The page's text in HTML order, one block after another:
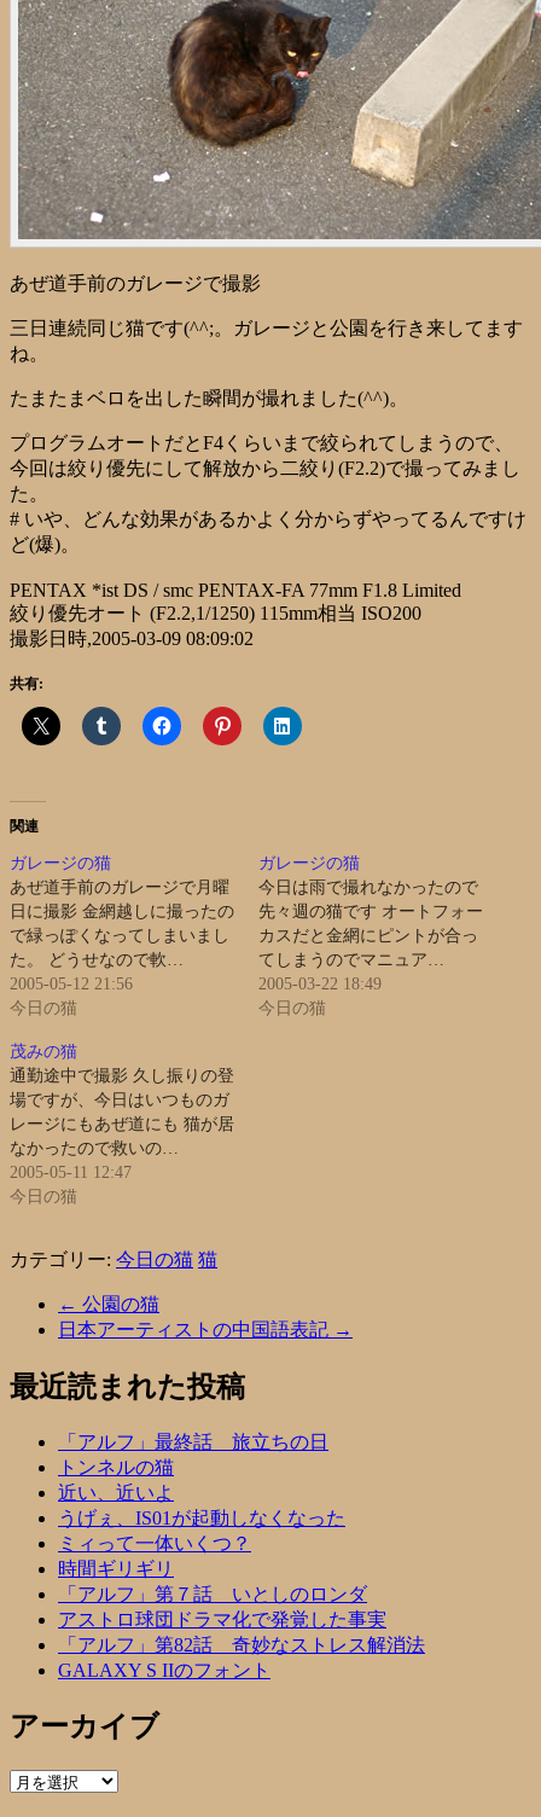
あぜ道手前のガレージで撮影
三日連続同じ猫です(^^;。ガレージと公園を行き来してます
ね。
たまたまベロを出した瞬間が撮れました(^^)。
プログラムオートだとF4くらいまで絞られてしまうので、
今回は絞り優先にして解放から二絞り(F2.2)で撮ってみまし
た。
# いや、どんな効果があるかよく分からずやってるんですけ
ど(爆)。
PENTAX *ist DS / smc PENTAX-FA 77mm F1.8 Limited
絞り優先オート (F2.2,1/1250) 115mm相当 ISO200
撮影日時,2005-03-09 08:09:02
共有:
関連
ガレージの猫
あぜ道手前のガレージで月曜
日に撮影 金網越しに撮ったの
で緑っぽくなってしまいまし
た。 どうせなので軟…
2005-05-12 21:56
今日の猫
ガレージの猫
今日は雨で撮れなかったので
先々週の猫です オートフォー
カスだと金網にピントが合っ
てしまうのでマニュア…
2005-03-22 18:49
今日の猫
茂みの猫
通勤途中で撮影 久し振りの登
場ですが、今日はいつものガ
レージにもあぜ道にも 猫が居
なかったので救いの…
2005-05-11 12:47
今日の猫
カテゴリー: 今日の猫 猫
← 公園の猫
日本アーティストの中国語表記 →
最近読まれた投稿
「アルフ」最終話 旅立ちの日
トンネルの猫
近い、近いよ
うげぇ、IS01が起動しなくなった
ミィって一体いくつ？
時間ギリギリ
「アルフ」第７話 いとしのロンダ
アストロ球団ドラマ化で発覚した事実
「アルフ」第82話 奇妙なストレス解消法
GALAXY S IIのフォント
アーカイブ
ア